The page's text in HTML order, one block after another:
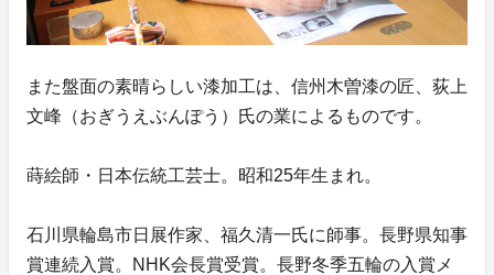
また盤面の素晴らしい漆加工は、信州木曽漆の匠、荻上
文峰（おぎうえぶんぽう）氏の業によるものです。
蒔絵師・日本伝統工芸士。昭和25年生まれ。
石川県輪島市日展作家、福久清一氏に師事。長野県知事
賞連続入賞。NHK会長賞受賞。長野冬季五輪の入賞メ